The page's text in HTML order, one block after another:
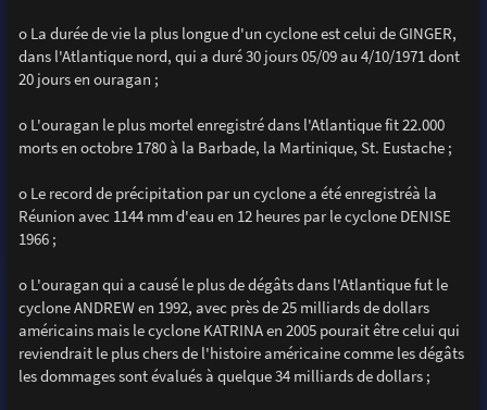
o La durée de vie la plus longue d'un cyclone est celui de GINGER,
dans l'Atlantique nord, qui a duré 30 jours 05/09 au 4/10/1971 dont
20 jours en ouragan ;
o L'ouragan le plus mortel enregistré dans l'Atlantique fit 22.000
morts en octobre 1780 à la Barbade, la Martinique, St. Eustache ;
o Le record de précipitation par un cyclone a été enregistréà la
Réunion avec 1144 mm d'eau en 12 heures par le cyclone DENISE
1966 ;
o L'ouragan qui a causé le plus de dégâts dans l'Atlantique fut le
cyclone ANDREW en 1992, avec près de 25 milliards de dollars
américains mais le cyclone KATRINA en 2005 pourait être celui qui
reviendrait le plus chers de l'histoire américaine comme les dégâts
les dommages sont évalués à quelque 34 milliards de dollars ;